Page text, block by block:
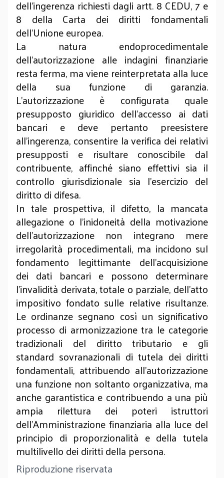
dell'ingerenza richiesti dagli artt. 8 CEDU, 7 e
8 della Carta dei diritti fondamentali
dell'Unione europea.
La natura endoprocedimentale
dell'autorizzazione alle indagini finanziarie
resta ferma, ma viene reinterpretata alla luce
della sua funzione di garanzia.
L'autorizzazione è configurata quale
presupposto giuridico dell'accesso ai dati
bancari e deve pertanto preesistere
all'ingerenza, consentire la verifica dei relativi
presupposti e risultare conoscibile dal
contribuente, affinché siano effettivi sia il
controllo giurisdizionale sia l'esercizio del
diritto di difesa.
In tale prospettiva, il difetto, la mancata
allegazione o l’inidoneità della motivazione
dell'autorizzazione non integrano mere
irregolarità procedimentali, ma incidono sul
fondamento legittimante dell'acquisizione
dei dati bancari e possono determinare
l'invalidità derivata, totale o parziale, dell'atto
impositivo fondato sulle relative risultanze.
Le ordinanze segnano così un significativo
processo di armonizzazione tra le categorie
tradizionali del diritto tributario e gli
standard sovranazionali di tutela dei diritti
fondamentali, attribuendo all'autorizzazione
una funzione non soltanto organizzativa, ma
anche garantistica e contribuendo a una più
ampia rilettura dei poteri istruttori
dell'Amministrazione finanziaria alla luce del
principio di proporzionalità e della tutela
multilivello dei diritti della persona.
Riproduzione riservata